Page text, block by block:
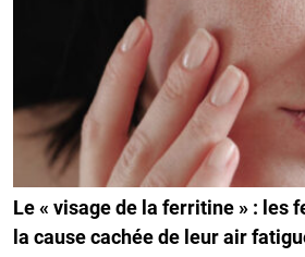
Le « visage de la ferritine » : les
la cause cachée de leur air